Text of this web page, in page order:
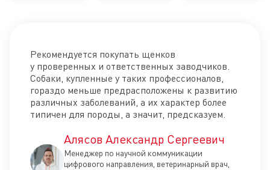
Рекомендуется покупать щенков
у проверенных и ответственных заводчиков.
Собаки, купленные у таких профессионалов,
гораздо меньше предрасположены к развитию
различных заболеваний, а их характер более
типичен для породы, а значит, предсказуем.
Алясов Александр Сергеевич
Менеджер по научной коммуникации
цифрового направления, ветеринарный врач,